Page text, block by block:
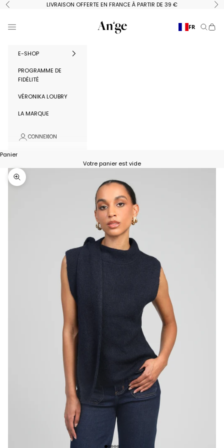
Passer au contenu
Précédent LIVRAISON OFFERTE EN FRANCE À PARTIR DE 39 €
Ange Paris
Menu FR
E-SHOP
PROGRAMME DE
FIDÉLITÉ
VÉRONIKA LOUBRY
LA MARQUE
CONNEXION
Panier
Votre panier est vide
Zoomer sur l'image